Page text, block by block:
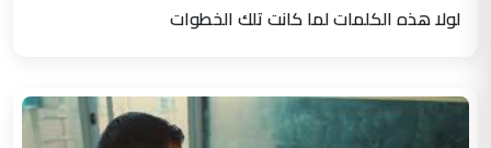
لولا هذه الكلمات لما كانت تلك الخطوات